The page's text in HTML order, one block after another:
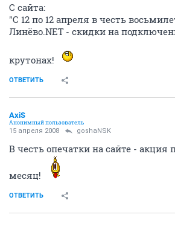
С сайта:
"С 12 по 12 апреля в честь
Линёво.NET - скидки на
крутонах!
ОТВЕТИТЬ
AxiS
Анонимный пользователь
15 апреля 2008 goshaNSK
В честь опечатки на сайте - акция
месяц!
ОТВЕТИТЬ